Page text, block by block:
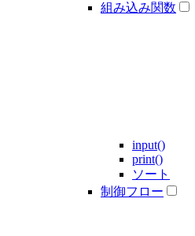
組み込み関数
input()
print()
ソート
制御フロー